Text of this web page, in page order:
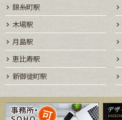
錦糸町駅
木場駅
月島駅
恵比寿駅
新御徒町駅